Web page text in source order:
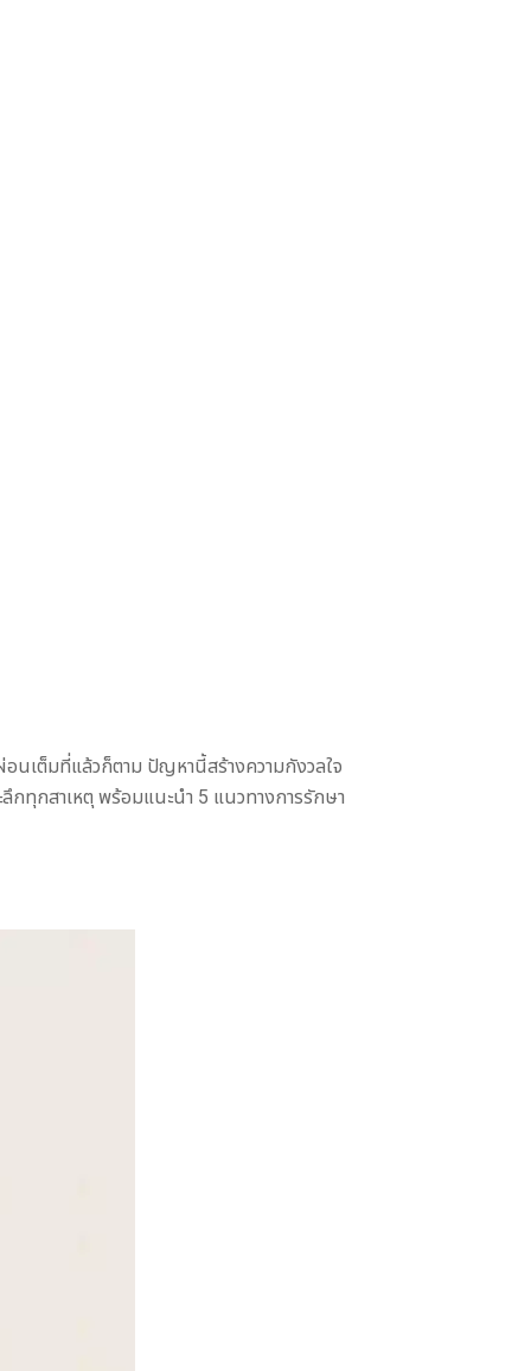
นเต็มที่แล้วก็ตาม ปัญหานี้สร้างความกังวลใจ
ลึกทุกสาเหตุ พร้อมแนะนำ 5 แนวทางการรักษา